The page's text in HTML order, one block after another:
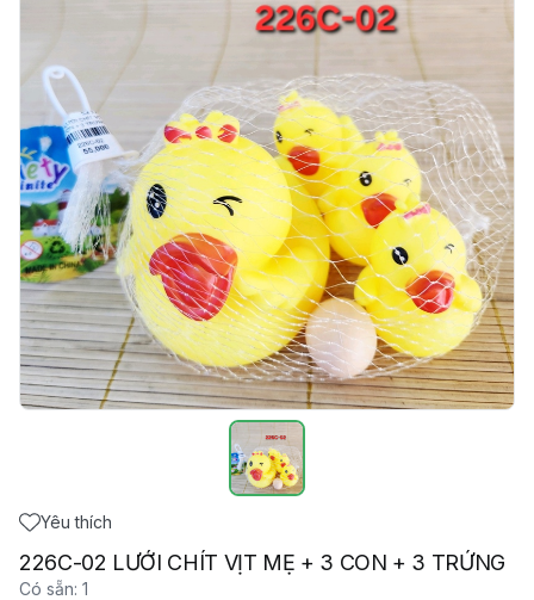
Yêu thích
226C-02 LƯỚI CHÍT VỊT MẸ + 3 CON + 3 TRỨNG
Có sẵn: 1